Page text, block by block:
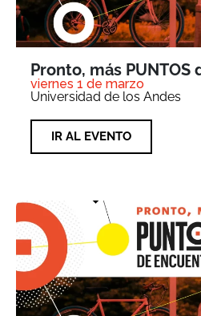
Pronto, más
viernes 1 de marzo
Universidad de los Andes
IR AL EVENTO